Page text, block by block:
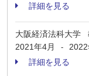
詳細を見る
大阪経済法科大学
2021年4月
-
2022
詳細を見る